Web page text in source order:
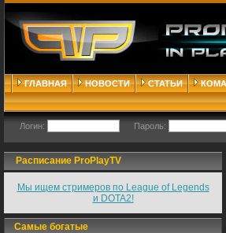
ГЛАВНАЯ НОВОСТИ СТАТЬИ
Логин: Пароль:
Расписание ProPlayTV
Мы ищем стримеров по League of Legends
и DOTA2!
Самые богатые